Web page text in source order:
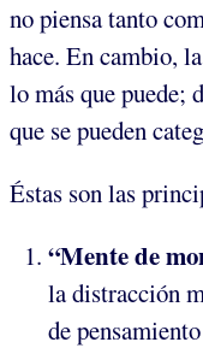
no piensa tanto
hace. En cambio,
lo más que puede;
que se pueden
Éstas son las
“Mente de
la distracción
de